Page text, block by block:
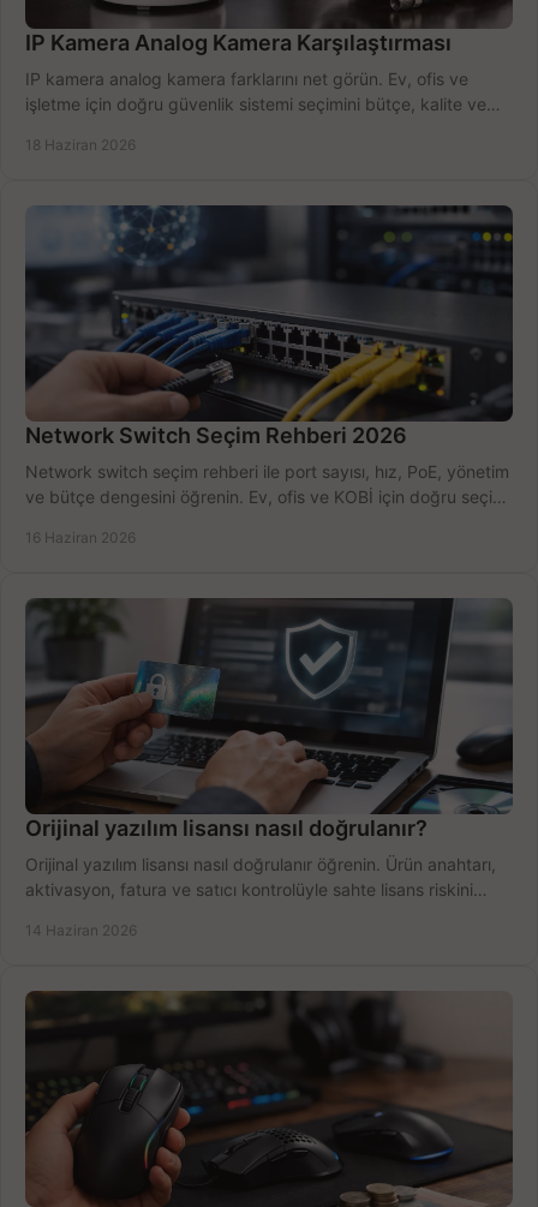
IP Kamera Analog Kamera Karşılaştırması
IP kamera analog kamera farklarını net görün. Ev, ofis ve
işletme için doğru güvenlik sistemi seçimini bütçe, kalite ve
18 Haziran 2026
Network Switch Seçim Rehberi 2026
Network switch seçim rehberi ile port sayısı, hız, PoE, yönetim
ve bütçe dengesini öğrenin. Ev, ofis ve KOBİ için doğru seçimi
16 Haziran 2026
Orijinal yazılım lisansı nasıl doğrulanır?
Orijinal yazılım lisansı nasıl doğrulanır öğrenin. Ürün anahtarı,
aktivasyon, fatura ve satıcı kontrolüyle sahte lisans riskini
14 Haziran 2026